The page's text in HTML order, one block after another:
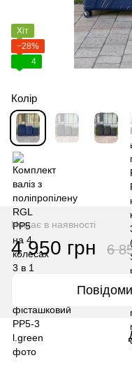
Хіт
−28%
4
Колір
Немає в наявності
4 950 грн 6